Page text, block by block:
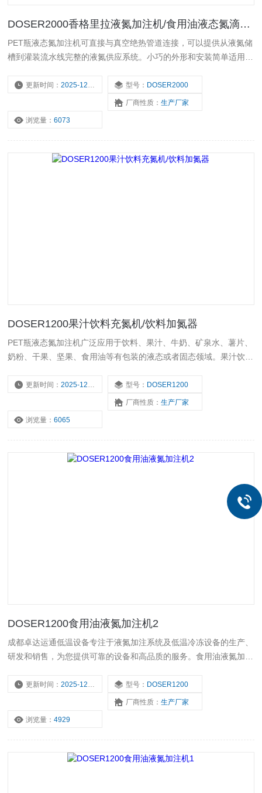
DOSER2000香格里拉液氮加注机/食用油液态氮滴注机
PET瓶液态氮加注机可直接与真空绝热管道连接，可以提供从液氮储
槽到灌装流水线完整的液氮供应系统。小巧的外形和安装简单适用于
面相匹配。
更新时间：2025-12-18 型号： DOSER2000
厂商性质： 生产厂家
浏览量：6073
DOSER1200果汁饮料充氮机/饮料加氮器
PET瓶液态氮加注机广泛应用于饮料、果汁、牛奶、矿泉水、薯片、
奶粉、干果、坚果、食用油等有包装的液态或者固态领域。果汁饮料
更新时间：2025-12-18 型号： DOSER1200
厂商性质： 生产厂家
浏览量：6065
DOSER1200食用油液氮加注机2
成都卓达运通低温设备专注于液氮加注系统及低温冷冻设备的生产、
研发和销售，为您提供可靠的设备和高品质的服务。食用油液氮加注
更新时间：2025-12-18 型号： DOSER1200
厂商性质： 生产厂家
浏览量：4929